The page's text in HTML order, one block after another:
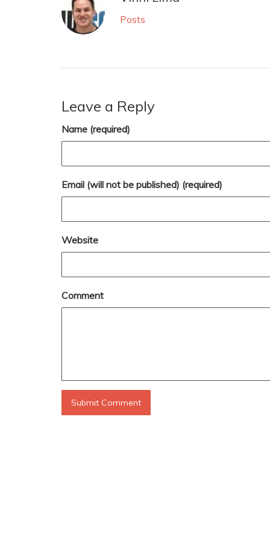
Posts
Leave a Reply
Name (required)
Email (will not be published) (required)
Website
Comment